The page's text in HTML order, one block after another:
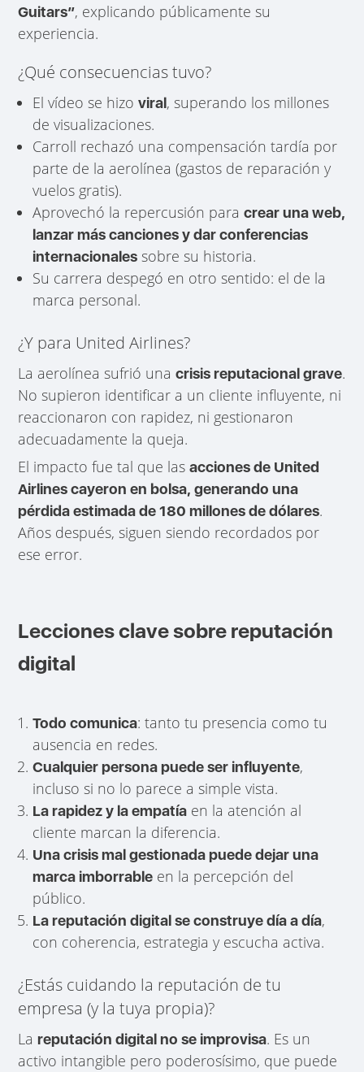
Guitars”, explicando públicamente su
experiencia.
¿Qué consecuencias tuvo?
El vídeo se hizoviral, superando los millones
de visualizaciones.
Carroll rechazó una compensación tardía por
parte de la aerolínea (gastos de reparación y
vuelos gratis).
Aprovechó la repercusión paracrear una web,
lanzar más canciones y dar conferencias
internacionales sobre su historia.
Su carrera despegó en otro sentido: el de la
marca personal.
¿Y para United Airlines?
La aerolínea sufrió unacrisis reputacional grave.
No supieron identificar a un cliente influyente, ni
reaccionaron con rapidez, ni gestionaron
adecuadamente la queja.
El impacto fue tal que lasacciones de United
Airlines cayeron en bolsa, generando una
pérdida estimada de 180 millones de dólares.
Años después, siguen siendo recordados por
ese error.
Lecciones clave sobre reputación
digital
Todo comunica: tanto tu presencia como tu
ausencia en redes.
Cualquier persona puede ser influyente,
incluso si no lo parece a simple vista.
La rapidez y la empatía en la atención al
cliente marcan la diferencia.
Una crisis mal gestionada puede dejar una
marca imborrable en la percepción del
público.
La reputación digital se construye día a día,
con coherencia, estrategia y escucha activa.
¿Estás cuidando la reputación de tu
empresa (y la tuya propia)?
Lareputación digital no se improvisa. Es un
activo intangible pero poderosísimo, que puede